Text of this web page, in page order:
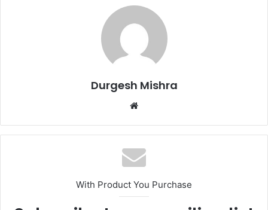
Durgesh Mishra
Website
With Product You Purchase